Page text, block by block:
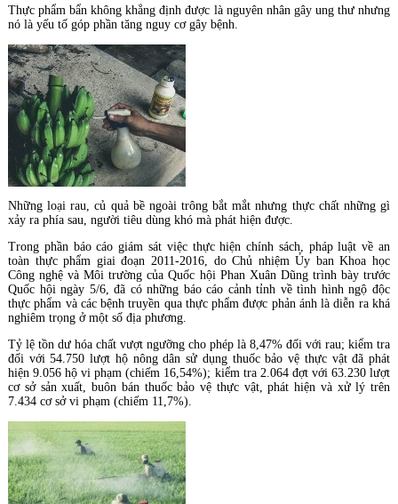
Thực phẩm bẩn không khẳng định được là nguyên nhân gây ung thư nhưng
nó là yếu tố góp phần tăng nguy cơ gây bệnh.
Những loại rau, củ quả bề ngoài trông bắt mắt nhưng thực chất những gì
xảy ra phía sau, người tiêu dùng khó mà phát hiện được.
Trong phần báo cáo giám sát việc thực hiện chính sách, pháp luật về an
toàn thực phẩm giai đoạn 2011-2016, do Chủ nhiệm Ủy ban Khoa học
Công nghệ và Môi trường của Quốc hội Phan Xuân Dũng trình bày trước
Quốc hội ngày 5/6, đã có những báo cáo cảnh tỉnh về tình hình ngộ độc
thực phẩm và các bệnh truyền qua thực phẩm được phản ánh là diễn ra khá
nghiêm trọng ở một số địa phương.
Tỷ lệ tồn dư hóa chất vượt ngưỡng cho phép là 8,47% đối với rau; kiểm tra
đối với 54.750 lượt hộ nông dân sử dụng thuốc bảo vệ thực vật đã phát
hiện 9.056 hộ vi phạm (chiếm 16,54%); kiểm tra 2.064 đợt với 63.230 lượt
cơ sở sản xuất, buôn bán thuốc bảo vệ thực vật, phát hiện và xử lý trên
7.434 cơ sở vi phạm (chiếm 11,7%).